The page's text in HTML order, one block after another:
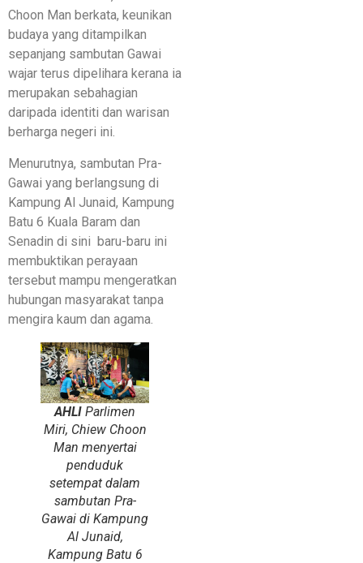
Choon Man berkata, keunikan
budaya yang ditampilkan
sepanjang sambutan Gawai
wajar terus dipelihara kerana ia
merupakan sebahagian
daripada identiti dan warisan
berharga negeri ini.
Menurutnya, sambutan Pra-
Gawai yang berlangsung di
Kampung Al Junaid, Kampung
Batu 6 Kuala Baram dan
Senadin di sini baru-baru ini
membuktikan perayaan
tersebut mampu mengeratkan
hubungan masyarakat tanpa
mengira kaum dan agama.
AHLI Parlimen
Miri, Chiew Choon
Man menyertai
penduduk
setempat dalam
sambutan Pra-
Gawai di Kampung
Al Junaid,
Kampung Batu 6